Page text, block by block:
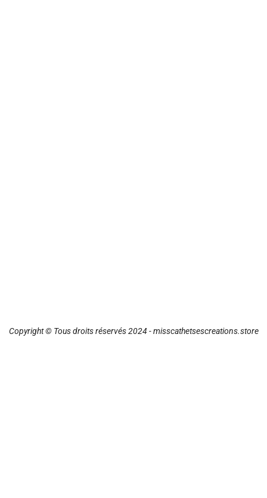
Copyright © Tous droits réservés 2024 - misscathetsescreations.store